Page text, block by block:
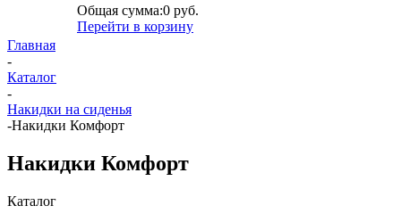
Общая сумма:0 руб.
Перейти в корзину
Главная
-
Каталог
-
Накидки на сиденья
-Накидки Комфорт
Накидки Комфорт
Каталог